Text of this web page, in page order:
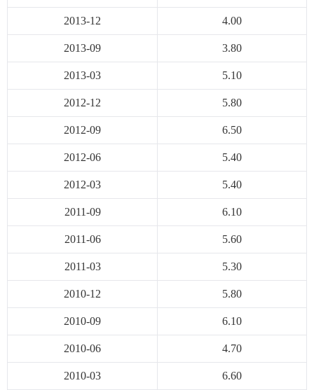
2013-12 4.00
2013-09 3.80
2013-03 5.10
2012-12 5.80
2012-09 6.50
2012-06 5.40
2012-03 5.40
2011-09 6.10
2011-06 5.60
2011-03 5.30
2010-12 5.80
2010-09 6.10
2010-06 4.70
2010-03 6.60